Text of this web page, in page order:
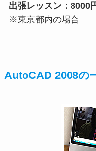
出張レッスン：8000
※東京都内の場合
AutoCAD 2008の